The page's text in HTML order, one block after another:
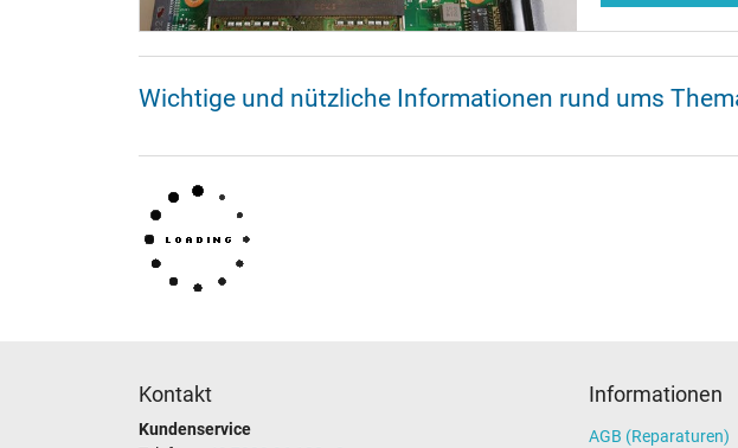
Wichtige und nützliche Informationen rund ums
Kontakt
Kundenservice
Informationen
AGB (Reparaturen)